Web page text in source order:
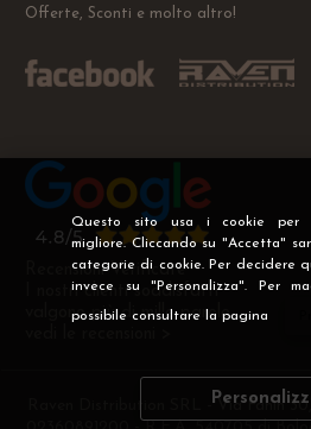
Questo sito usa i cookie per
migliore. Cliccando su "Accetta"
categorie di cookie. Per decidere
invece su "Personalizza". Per
possibile consultare la pagina
Offerte, Sconti e molto altro!
Recensioni Verificate
I nostri clienti soddisfatti
valgono più di mille parole
Raven Distribution SRL - Via Fanin